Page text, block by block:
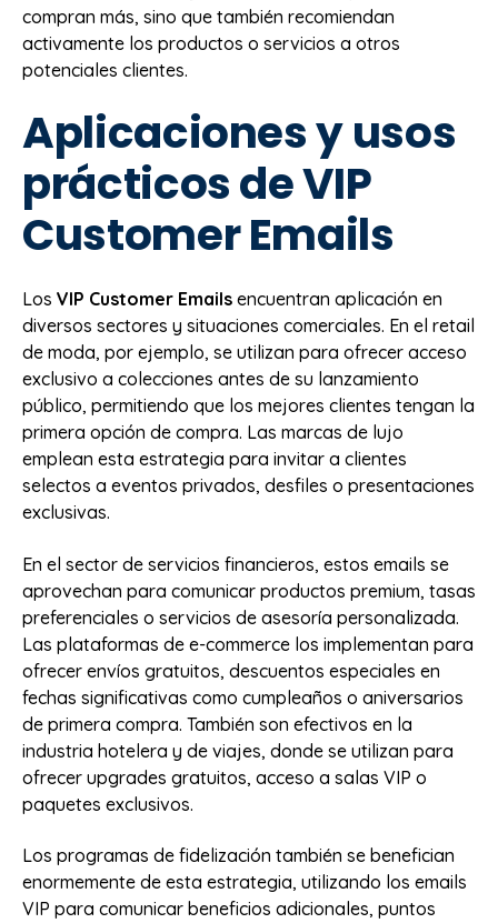
compran más, sino que también recomiendan
activamente los productos o servicios a otros
potenciales clientes.
Aplicaciones y usos
prácticos de VIP
Customer Emails
Los VIP Customer Emails encuentran aplicación en
diversos sectores y situaciones comerciales. En el retail
de moda, por ejemplo, se utilizan para ofrecer acceso
exclusivo a colecciones antes de su lanzamiento
público, permitiendo que los mejores clientes tengan la
primera opción de compra. Las marcas de lujo
emplean esta estrategia para invitar a clientes
selectos a eventos privados, desfiles o presentaciones
exclusivas.
En el sector de servicios financieros, estos emails se
aprovechan para comunicar productos premium, tasas
preferenciales o servicios de asesoría personalizada.
Las plataformas de e-commerce los implementan para
ofrecer envíos gratuitos, descuentos especiales en
fechas significativas como cumpleaños o aniversarios
de primera compra. También son efectivos en la
industria hotelera y de viajes, donde se utilizan para
ofrecer upgrades gratuitos, acceso a salas VIP o
paquetes exclusivos.
Los programas de fidelización también se benefician
enormemente de esta estrategia, utilizando los emails
VIP para comunicar beneficios adicionales, puntos